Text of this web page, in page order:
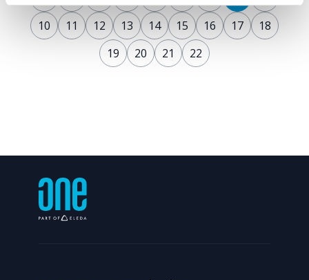
10
11 12 13 14 15 16 17
18
19
20 21 22